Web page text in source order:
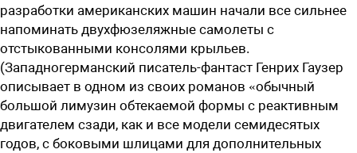
разработки американских машин начали все сильнее
напоминать двухфюзеляжные самолеты с
отстыкованными консолями крыльев.
(Западногерманский писатель-фантаст Генрих Гаузер
описывает в одном из своих романов «обычный
большой лимузин обтекаемой формы с реактивным
двигателем сзади, как и все модели семидесятых
годов, с боковыми шлицами для дополнительных